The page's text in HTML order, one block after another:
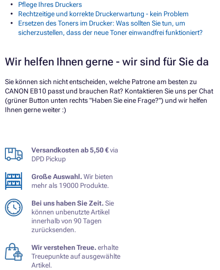
Pflege Ihres Druckers
Rechtzeitige und korrekte Druckerwartung - kein Problem
Ersetzen des Toners im Drucker: Was sollten Sie tun, um
sicherzustellen, dass der neue Toner einwandfrei funktioniert?
Wir helfen Ihnen gerne - wir sind für Sie da
Sie können sich nicht entscheiden, welche Patrone am besten zu
CANON EB10 passt und brauchen Rat? Kontaktieren Sie uns per Chat
(grüner Button unten rechts "Haben Sie eine Frage?") und wir helfen
Ihnen gerne weiter :)
Versandkosten ab 5,50 €via
DPD Pickup
Große Auswahl.Wir bieten
mehr als 19000 Produkte.
Bei uns haben Sie Zeit.Sie
können unbenutzte Artikel
innerhalb von 90 Tagen
zurücksenden.
Wir verstehen Treue.erhalte
Treuepunkte auf ausgewählte
Artikel.